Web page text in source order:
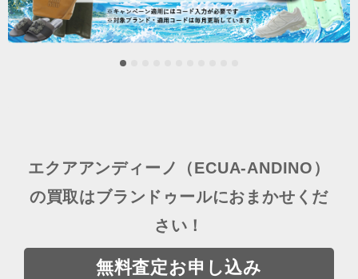
エクアアンディーノ（ECUA-ANDINO）
の買取はブランドゥールにおまかせくだ
さい！
無料査定お申し込み